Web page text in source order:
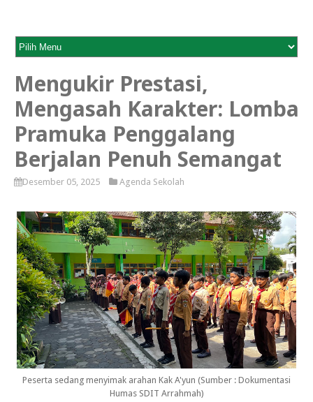
Mengukir Prestasi,
Mengasah Karakter: Lomba
Pramuka Penggalang
Berjalan Penuh Semangat
Desember 05, 2025 Agenda Sekolah
Peserta sedang menyimak arahan Kak A'yun (Sumber : Dokumentasi
Humas SDIT Arrahmah)